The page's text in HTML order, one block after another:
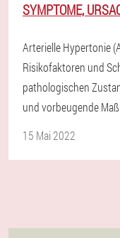
SYMPTOME,
Arterielle Hypertonie
Risikofaktoren und
pathologischen
und vorbeugende
15 Mai 2022